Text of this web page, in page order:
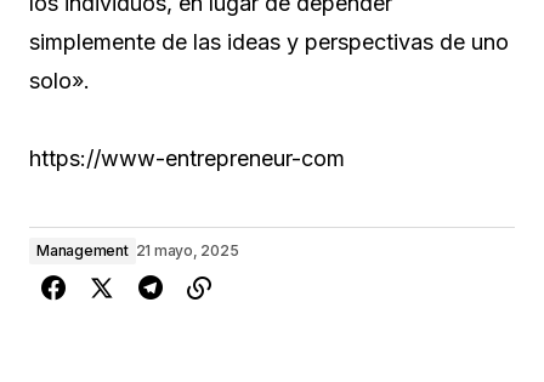
simplemente de las ideas y perspectivas de uno
solo».
https://www-entrepreneur-com
Management 21 mayo, 2025